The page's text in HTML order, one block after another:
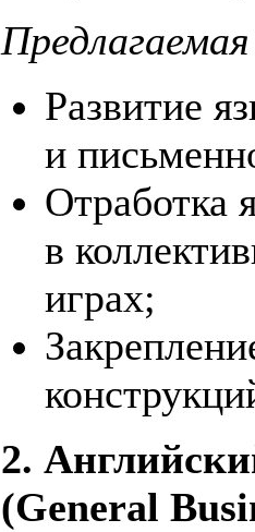
Развитие
и
Отработка
в
играх;
2.
(General